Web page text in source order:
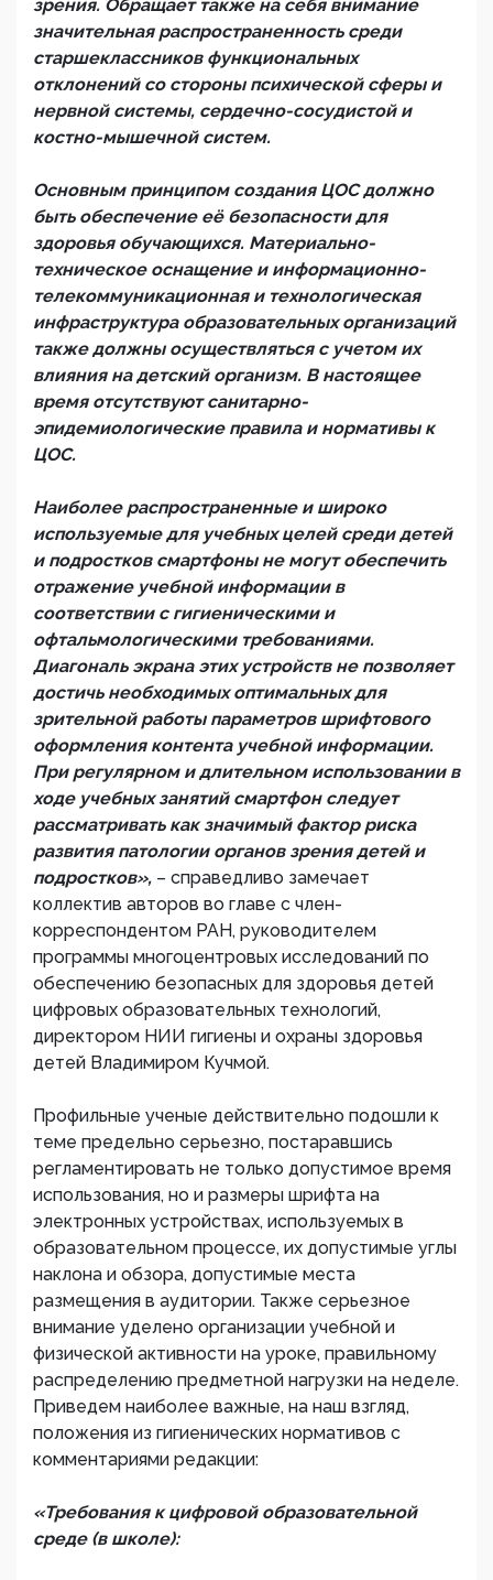
зрения. Обращает также на себя внимание
значительная распространенность среди
старшеклассников функциональных
отклонений со стороны психической сферы и
нервной системы, сердечно-сосудистой и
костно-мышечной систем.
Основным принципом создания ЦОС должно
быть обеспечение её безопасности для
здоровья обучающихся. Материально-
техническое оснащение и информационно-
телекоммуникационная и технологическая
инфраструктура образовательных организаций
также должны осуществляться с учетом их
влияния на детский организм. В настоящее
время отсутствуют санитарно-
эпидемиологические правила и нормативы к
ЦОС.
Наиболее распространенные и широко
используемые для учебных целей среди детей
и подростков смартфоны не могут обеспечить
отражение учебной информации в
соответствии с гигиеническими и
офтальмологическими требованиями.
Диагональ экрана этих устройств не позволяет
достичь необходимых оптимальных для
зрительной работы параметров шрифтового
оформления контента учебной информации.
При регулярном и длительном использовании в
ходе учебных занятий смартфон следует
рассматривать как значимый фактор риска
развития патологии органов зрения детей и
подростков», – справедливо замечает
коллектив авторов во главе с член-
корреспондентом РАН, руководителем
программы многоцентровых исследований по
обеспечению безопасных для здоровья детей
цифровых образовательных технологий,
директором НИИ гигиены и охраны здоровья
детей Владимиром Кучмой.
Профильные ученые действительно подошли к
теме предельно серьезно, постаравшись
регламентировать не только допустимое время
использования, но и размеры шрифта на
электронных устройствах, используемых в
образовательном процессе, их допустимые углы
наклона и обзора, допустимые места
размещения в аудитории. Также серьезное
внимание уделено организации учебной и
физической активности на уроке, правильному
распределению предметной нагрузки на неделе.
Приведем наиболее важные, на наш взгляд,
положения из гигиенических нормативов с
комментариями редакции:
«Требования к цифровой образовательной
среде (в школе):